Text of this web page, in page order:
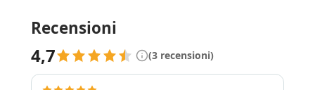
Recensioni
4,7 (3 recensioni)